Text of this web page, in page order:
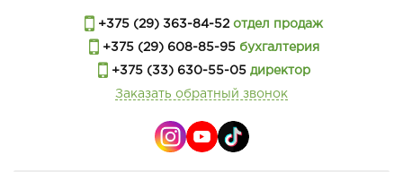
+375 (29) 363-84-52 отдел продаж
+375 (29) 608-85-95бухгалтерия
+375 (33) 630-55-05директор
Заказать обратный звонок